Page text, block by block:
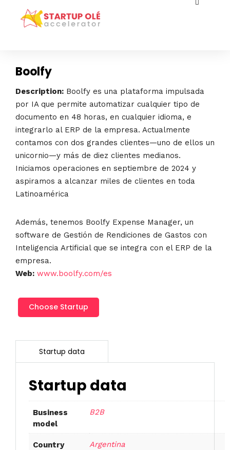
Boolfy
Description: Boolfy es una plataforma impulsada
por IA que permite automatizar cualquier tipo de
documento en 48 horas, en cualquier idioma, e
integrarlo al ERP de la empresa. Actualmente
contamos con dos grandes clientes—uno de ellos un
unicornio—y más de diez clientes medianos.
Iniciamos operaciones en septiembre de 2024 y
aspiramos a alcanzar miles de clientes en toda
Latinoamérica
Además, tenemos Boolfy Expense Manager, un
software de Gestión de Rendiciones de Gastos con
Inteligencia Artificial que se integra con el ERP de la
empresa.
Web: www.boolfy.com/es
Boolfy
cantidad
Choose Startup
Startup data
Business
model
B2B
Country Argentina